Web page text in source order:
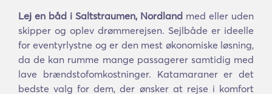
Lej en båd i Saltstraumen, Nordland med eller uden
skipper og oplev drømmerejsen. Sejlbåde er ideelle
for eventyrlystne og er den mest økonomiske løsning,
da de kan rumme mange passagerer samtidig med
lave brændstofomkostninger. Katamaraner er det
bedste valg for dem, der ønsker at rejse i komfort